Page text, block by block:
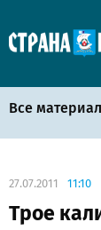
Все
27.07.2011 11:10
Трое